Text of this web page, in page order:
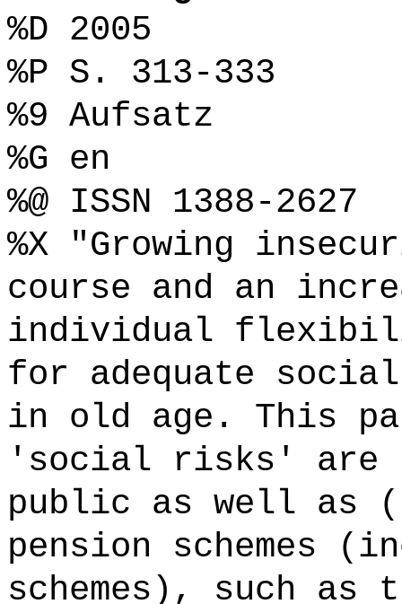
%D 2005
%P S. 313-333
%9 Aufsatz
%G en
%@ ISSN 1388-2627
%X "Growing
course and an
individual
for adequate
in old age. This
'social risks' are
public as well as
pension schemes
schemes), such as